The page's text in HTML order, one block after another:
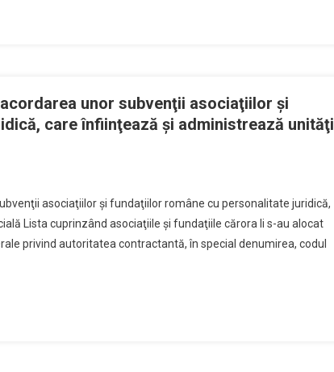
unor subvenţii asociaţiilor şi
care înfiinţează şi administrează unităţi
asociaţiilor şi fundaţiilor române cu personalitate juridică,
Lista cuprinzând asociaţiile şi fundaţiile cărora li s-au alocat
privind autoritatea contractantă, în special denumirea, codul